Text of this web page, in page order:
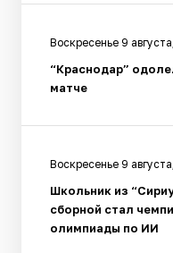
Воскресенье 9
“Краснодар”
матче
Воскресенье 9
Школьник из
сборной стал
олимпиады по ИИ